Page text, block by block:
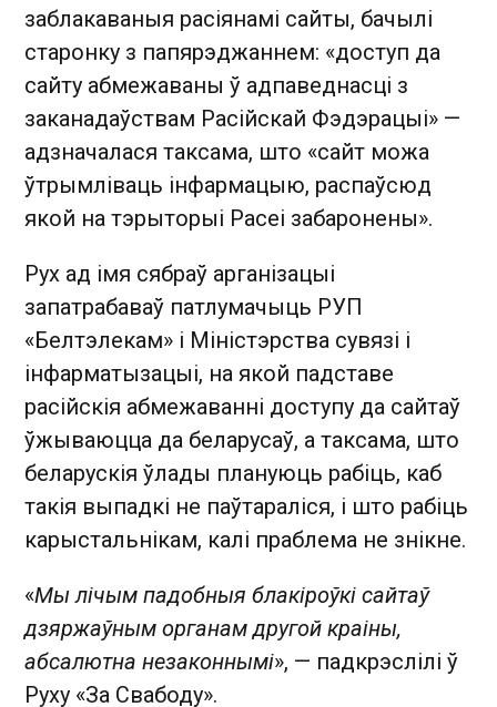
заблакаваныя расіянамі сайты, бачылі
старонку з папярэджаннем: «доступ да
сайту абмежаваны ў адпаведнасці з
заканадаўствам Расійскай Фэдэрацыі» —
адзначалася таксама, што «сайт можа
ўтрымліваць інфармацыю, распаўсюд
якой на тэрыторыі Расеі забаронены».
Рух ад імя сябраў арганізацыі
запатрабаваў патлумачыць РУП
«Белтэлекам» і Міністэрства сувязі і
інфарматызацыі, на якой падставе
расійскія абмежаванні доступу да сайтаў
ўжываюцца да беларусаў, а таксама, што
беларускія ўлады плануюць рабіць, каб
такія выпадкі не паўтараліся, і што рабіць
карыстальнікам, калі праблема не знікне.
«Мы лічым падобныя блакіроўкі сайтаў
дзяржаўным органам другой краіны,
абсалютна незаконнымі», — падкрэслілі ў
Руху «За Свабоду».